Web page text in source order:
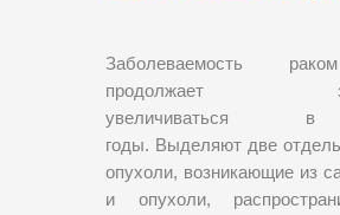
Заболеваемость
продолжает
увеличиваться в
годы. Выделяют две
опухоли, возникающие из
и опухоли,